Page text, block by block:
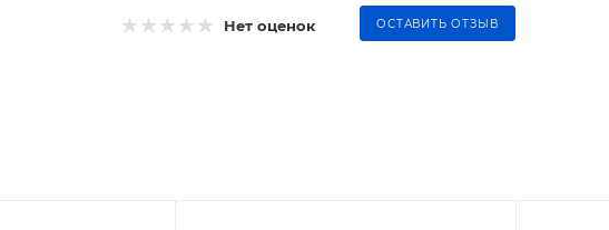
Нет оценок ОСТАВИТЬ ОТЗЫВ